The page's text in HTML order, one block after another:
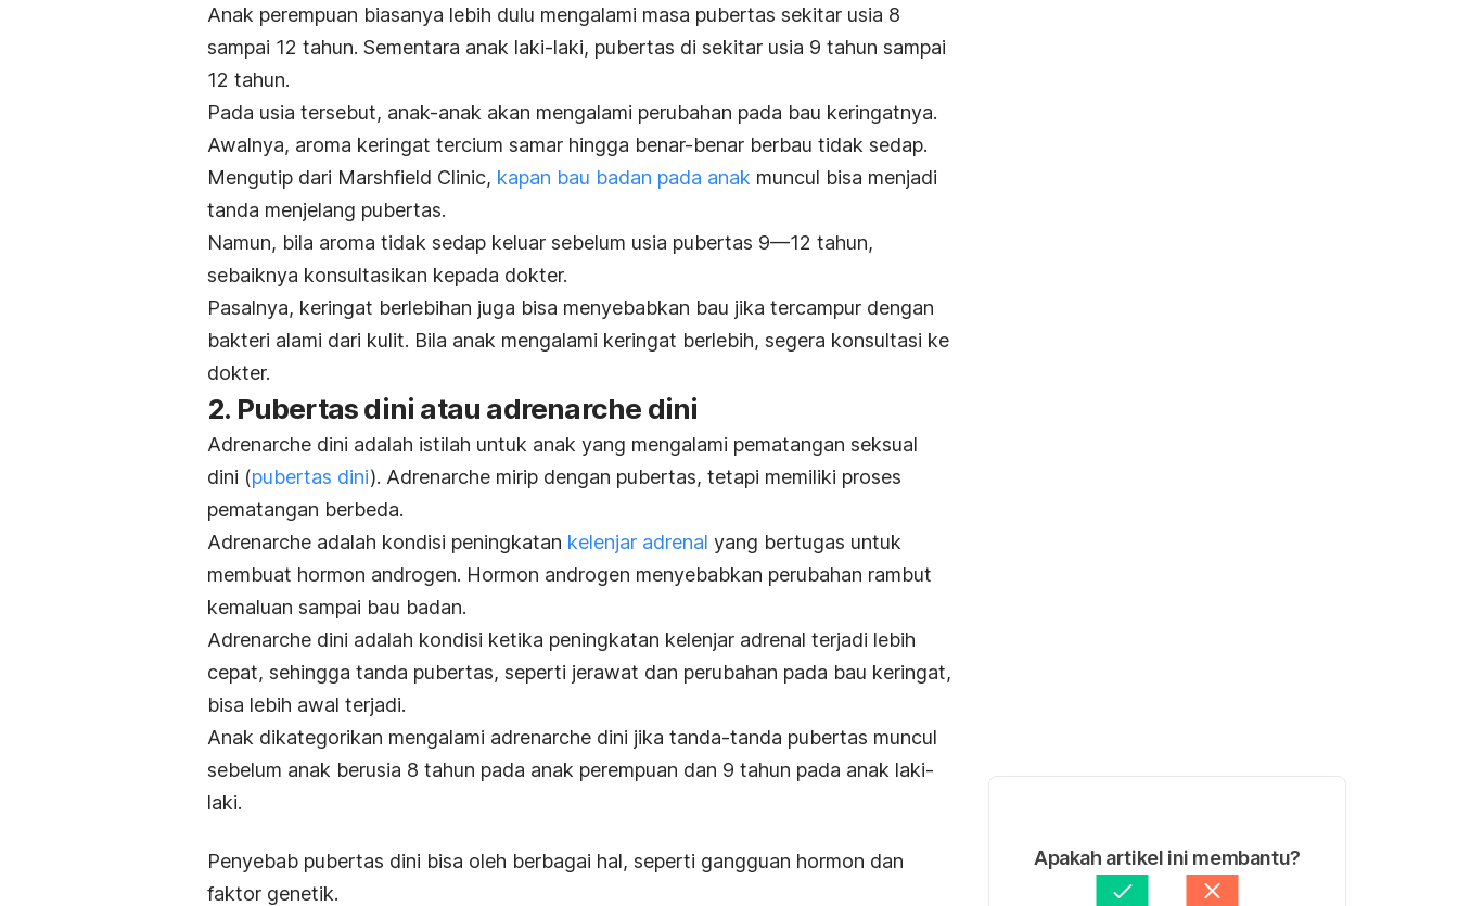
Anak perempuan biasanya lebih dulu mengalami masa pubertas sekitar usia 8
sampai 12 tahun. Sementara anak laki-laki, pubertas di sekitar usia 9 tahun sampai
12 tahun.
Pada usia tersebut, anak-anak akan mengalami perubahan pada bau keringatnya.
Awalnya, aroma keringat tercium samar hingga benar-benar berbau tidak sedap.
Mengutip dari Marshfield Clinic, kapan bau badan pada anak muncul bisa menjadi
tanda menjelang pubertas.
Namun, bila aroma tidak sedap keluar sebelum usia pubertas 9—12 tahun,
sebaiknya konsultasikan kepada dokter.
Pasalnya, keringat berlebihan juga bisa menyebabkan bau jika tercampur dengan
bakteri alami dari kulit. Bila anak mengalami keringat berlebih, segera konsultasi ke
dokter.
2. Pubertas dini atau adrenarche dini
Adrenarche dini adalah istilah untuk anak yang mengalami pematangan seksual
dini (pubertas dini). Adrenarche mirip dengan pubertas, tetapi memiliki proses
pematangan berbeda.
Adrenarche adalah kondisi peningkatan kelenjar adrenal yang bertugas untuk
membuat hormon androgen. Hormon androgen menyebabkan perubahan rambut
kemaluan sampai bau badan.
Adrenarche dini adalah kondisi ketika peningkatan kelenjar adrenal terjadi lebih
cepat, sehingga tanda pubertas, seperti jerawat dan perubahan pada bau keringat,
bisa lebih awal terjadi.
Anak dikategorikan mengalami adrenarche dini jika tanda-tanda pubertas muncul
sebelum anak berusia 8 tahun pada anak perempuan dan 9 tahun pada anak laki-
laki.
Penyebab pubertas dini bisa oleh berbagai hal, seperti gangguan hormon dan
faktor genetik.
Apakah artikel ini membantu?